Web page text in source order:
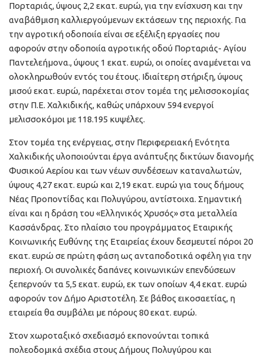
Πορταριάς, ύψους 2,2 εκατ. ευρώ, για την ενίσχυση και την
αναβάθμιση καλλιεργούμενων εκτάσεων της περιοχής. Για
την αγροτική οδοποιία είναι σε εξέλιξη εργασίες που
αφορούν στην οδοποιία αγροτικής οδού Πορταριάς- Αγίου
Παντελεήμονα., ύψους 1 εκατ. ευρώ, οι οποίες αναμένεται να
ολοκληρωθούν εντός του έτους. Ιδιαίτερη στήριξη, ύψους
μισού εκατ. ευρώ, παρέχεται στον τομέα της μελισσοκομίας
στην Π.Ε. Χαλκιδικής, καθώς υπάρχουν 594 ενεργοί
μελισσοκόμοι με 118.195 κυψέλες.
Στον τομέα της ενέργειας, στην Περιφερειακή Ενότητα
Χαλκιδικής υλοποιούνται έργα ανάπτυξης δικτύων διανομής
Φυσικού Αερίου και των νέων συνδέσεων καταναλωτών,
ύψους 4,27 εκατ. ευρώ και 2,19 εκατ. ευρώ για τους δήμους
Νέας Προποντίδας και Πολυγύρου, αντίστοιχα. Σημαντική
είναι και η δράση του «Ελληνικός Χρυσός» στα μεταλλεία
Κασσάνδρας. Στο πλαίσιο του προγράμματος Εταιρικής
Κοινωνικής Ευθύνης της Εταιρείας έχουν δεσμευτεί πόροι 20
εκατ. ευρώ σε πρώτη φάση ως ανταποδοτικά οφέλη για την
περιοχή. Οι συνολικές δαπάνες κοινωνικών επενδύσεων
ξεπερνούν τα 5,5 εκατ. ευρώ, εκ των οποίων 4,4 εκατ. ευρώ
αφορούν τον Δήμο Αριστοτέλη. Σε βάθος εικοσαετίας, η
εταιρεία θα συμβάλει με πόρους 80 εκατ. ευρώ.
Στον χωροταξικό σχεδιασμό εκπονούνται τοπικά
πολεοδομικά σχέδια στους Δήμους Πολυγύρου και